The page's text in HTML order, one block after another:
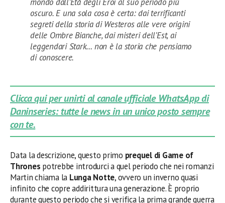
oscuro. E una sola cosa è certa: dai terrificanti
segreti della storia di Westeros alle vere origini
delle Ombre Bianche, dai misteri dell’Est, ai
leggendari Stark… non è la storia che pensiamo
di conoscere.
Clicca qui per unirti al canale ufficiale WhatsApp di
Daninseries: tutte le news in un unico posto sempre
con te.
Data la descrizione, questo primo prequel di Game of
Thrones potrebbe introdurci a quel periodo che nei romanzi
Martin chiama la Lunga Notte, ovvero un inverno quasi
infinito che copre addirittura una generazione. È proprio
durante questo periodo che si verifica la prima grande guerra